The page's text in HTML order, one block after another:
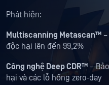
Phát hiện:
Multiscanning Metascan™
độc hại lên đến 99,2%
Công nghệ Deep CDR™ –
hại và các lỗ hổng zero-day